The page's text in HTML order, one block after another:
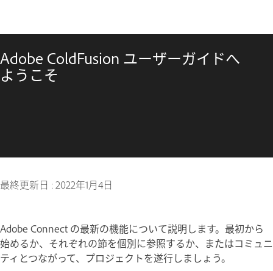
Adobe ColdFusion ユーザーガイドへ
ようこそ
最終更新日 :2022年1月4日
Adobe Connect の最新の機能について説明します。最初から
始めるか、それぞれの節を個別に参照するか、またはコミュニ
ティとつながって、プロジェクトを遂行しましょう。